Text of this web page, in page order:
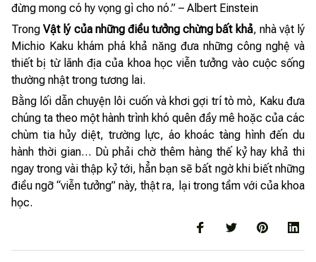
đừng mong có hy vọng gì cho nó.” – Albert Einstein
TrongVật lý của những điều tưởng chừng bất khả, nhà vật lý
Michio Kaku khám phá khả năng đưa những công nghệ và
thiết bị từ lãnh địa của khoa học viễn tưởng vào cuộc sống
thường nhật trong tương lai.
Bằng lối dẫn chuyện lôi cuốn và khơi gợi trí tò mò, Kaku đưa
chúng ta theo một hành trình khó quên đầy mê hoặc của các
chùm tia hủy diệt, trường lực, áo khoác tàng hình đến du
hành thời gian… Dù phải chờ thêm hàng thế kỷ hay khả thi
ngay trong vài thập kỷ tới, hẳn bạn sẽ bất ngờ khi biết những
điều ngỡ “viễn tưởng” này, thật ra, lại trong tầm với của khoa
học.